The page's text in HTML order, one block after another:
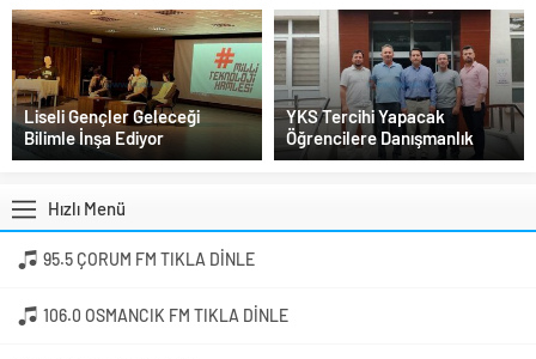
Liseli Gençler Geleceği
Bilimle İnşa Ediyor
YKS Tercihi Yapacak
Öğrencilere Danışmanlık
Hızlı Menü
95.5 ÇORUM FM TIKLA DINLE
106.0 OSMANCIK FM TIKLA DINLE